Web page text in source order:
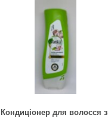
Кондиціонер для волосся з